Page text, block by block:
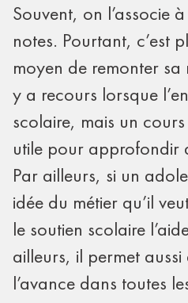
Souvent, on l’associe
notes. Pourtant, c’est
moyen de remonter
y a recours lorsque
scolaire, mais un
utile pour approfondir
Par ailleurs, si un
idée du métier qu’il
le soutien scolaire
ailleurs, il permet
l’avance dans toutes